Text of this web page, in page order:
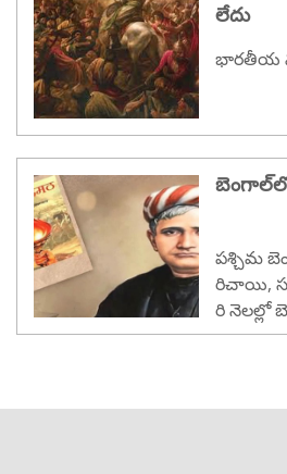
లేదు
భారతీయ
పశ్చిమ
రిచాయి,
రి నెలల్లో